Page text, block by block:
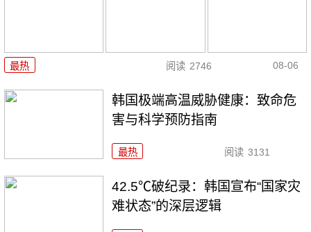
最热 阅读 2746 08-06
韩国极端高温威胁健康：致命危
害与科学预防指南
最热 阅读 3131
42.5℃破纪录：韩国宣布“国家灾
难状态”的深层逻辑